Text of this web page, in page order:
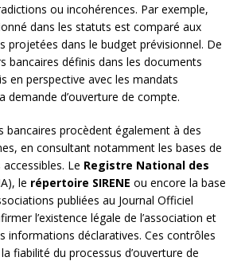
ou incohérences. Par exemple,
dans les statuts est comparé aux
projetées dans le budget prévisionnel. De
bancaires définis dans les documents
en perspective avec les mandats
demande d’ouverture de compte.
bancaires procèdent également à des
en consultant notamment les bases de
Le Registre National des
le répertoire SIRENE ou encore la base
publiées au Journal Officiel
l’existence légale de l’association et
informations déclaratives. Ces contrôles
fiabilité du processus d’ouverture de